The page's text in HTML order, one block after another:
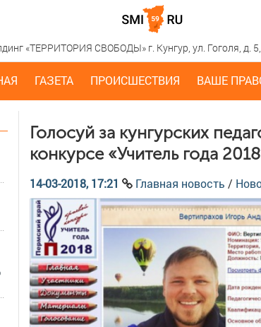
«ТЕРРИТОРИЯ СВОБОДЫ» г. Кунгур, ул. Гоголя, д. 5,
ГАЗЕТА ПРОИСШЕСТВИЯ ВАШЕ
Голосуй за кунгурских
конкурсе «Учитель года
14-03-2018, 17:21 Главная новость /